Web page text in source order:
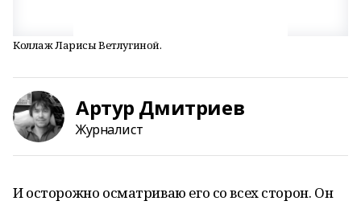
Коллаж Ларисы Ветлугиной.
Артур Дмитриев
Журналист
И осторожно осматриваю его со всех сторон. Он